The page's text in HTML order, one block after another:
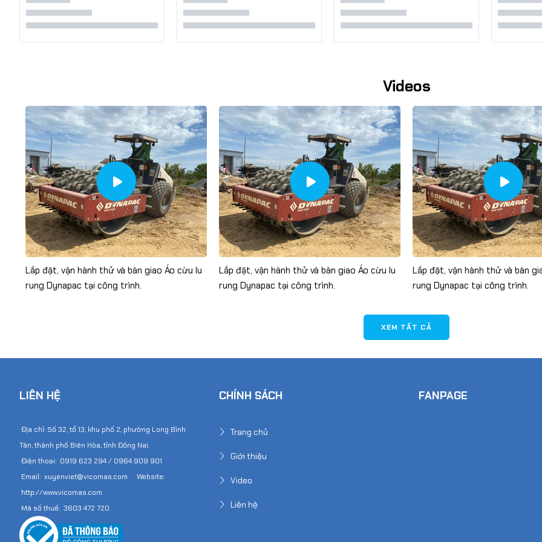
Videos
Lắp đặt, vận hành thử và bàn giao Áo cừu lu
rung Dynapac tại công trình.
Lắp đặt, vận hành thử và bàn giao Áo cừu lu
rung Dynapac tại công trình.
Lắp đặt, vận hành thử và bàn
rung Dynapac tại công trình.
XEM TẤT CẢ
LIÊN HỆ
Địa chỉ: Số 32, tổ 13, khu phố 2, phường Long Bình
Tân, thành phố Biên Hòa, tỉnh Đồng Nai.
Điện thoại: 0919 623 294 / 0964 909 901
Email: xuyenviet@vicomas.com Website:
http://www.vicomas.com
Mã số thuế: 3603 472 720
CHÍNH SÁCH
Trang chủ
Giới thiệu
Video
Liên hệ
FANPAGE